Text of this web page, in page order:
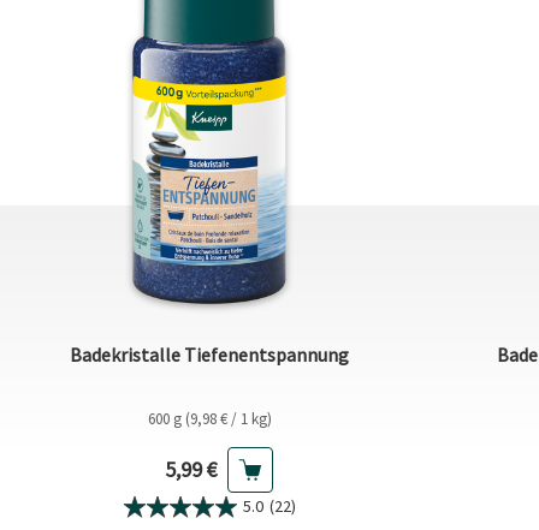
Badekristalle Tiefenentspannung
600 g (9,98 € / 1 kg)
Aktueller Preis
5,99 €
5.0 (22)